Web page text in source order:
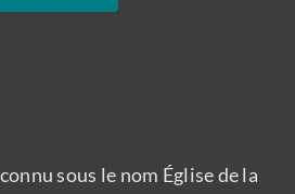
sous le nom Église de la